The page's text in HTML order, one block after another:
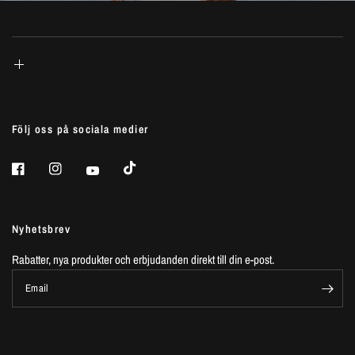
Följ oss på sociala medier
Nyhetsbrev
Rabatter, nya produkter och erbjudanden direkt till din e-post.
Email